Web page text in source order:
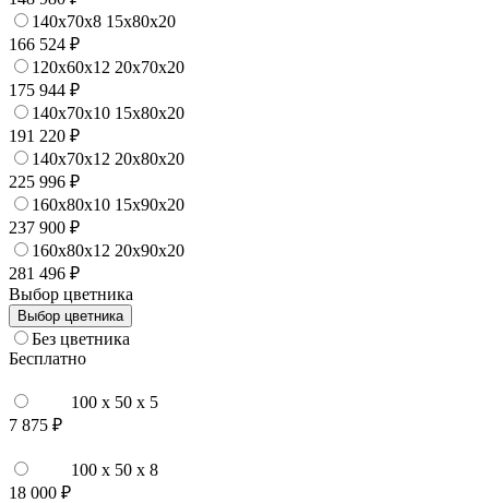
140x70x8 15x80x20
166 524 ₽
120x60x12 20x70x20
175 944 ₽
140x70x10 15x80x20
191 220 ₽
140x70x12 20x80x20
225 996 ₽
160x80x10 15x90x20
237 900 ₽
160x80x12 20x90x20
281 496 ₽
Выбор цветника
Выбор цветника
Без цветника
Бесплатно
100 x 50 x 5
7 875 ₽
100 x 50 x 8
18 000 ₽